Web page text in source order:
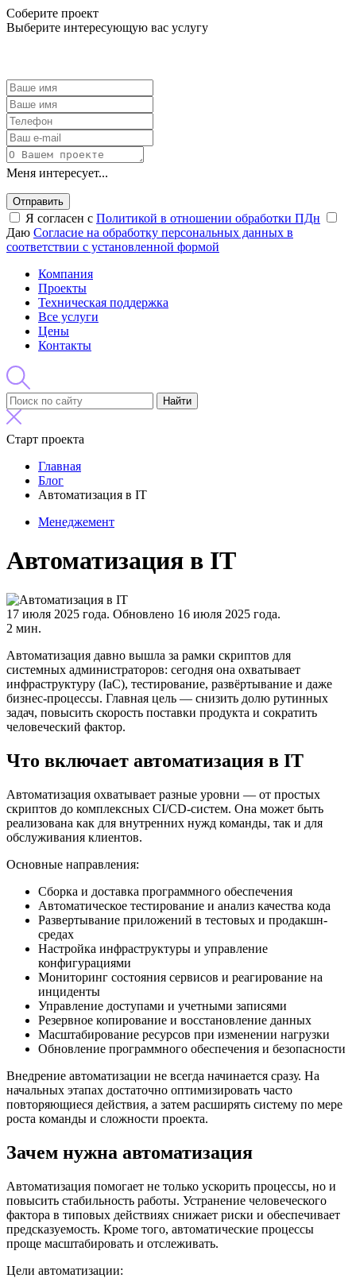
Соберите проект
Выберите интересующую вас услугу
Меня интересует...
Отправить
Я согласен с Политикой в отношении обработки ПДн
Даю Согласие на обработку персональных данных в
соответствии с установленной формой
Компания
Проекты
Техническая поддержка
Все услуги
Цены
Контакты
Найти
Старт проекта
Главная
Блог
Автоматизация в IT
Менеджемент
Автоматизация в IT
17 июля 2025 года. Обновлено 16 июля 2025 года.
2 мин.
Автоматизация давно вышла за рамки скриптов для
системных администраторов: сегодня она охватывает
инфраструктуру (IaC), тестирование, развёртывание и даже
бизнес-процессы. Главная цель — снизить долю рутинных
задач, повысить скорость поставки продукта и сократить
человеческий фактор.
Что включает автоматизация в IT
Автоматизация охватывает разные уровни — от простых
скриптов до комплексных CI/CD-систем. Она может быть
реализована как для внутренних нужд команды, так и для
обслуживания клиентов.
Основные направления:
Сборка и доставка программного обеспечения
Автоматическое тестирование и анализ качества кода
Развертывание приложений в тестовых и продакшн-
средах
Настройка инфраструктуры и управление
конфигурациями
Мониторинг состояния сервисов и реагирование на
инциденты
Управление доступами и учетными записями
Резервное копирование и восстановление данных
Масштабирование ресурсов при изменении нагрузки
Обновление программного обеспечения и безопасности
Внедрение автоматизации не всегда начинается сразу. На
начальных этапах достаточно оптимизировать часто
повторяющиеся действия, а затем расширять систему по мере
роста команды и сложности проекта.
Зачем нужна автоматизация
Автоматизация помогает не только ускорить процессы, но и
повысить стабильность работы. Устранение человеческого
фактора в типовых действиях снижает риски и обеспечивает
предсказуемость. Кроме того, автоматические процессы
проще масштабировать и отслеживать.
Цели автоматизации: